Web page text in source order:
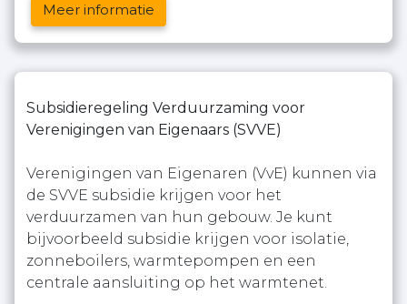
Meer informatie
Subsidieregeling Verduurzaming voor
Verenigingen van Eigenaars (SVVE)
Verenigingen van Eigenaren (VvE) kunnen via
de SVVE subsidie krijgen voor het
verduurzamen van hun gebouw. Je kunt
bijvoorbeeld subsidie krijgen voor isolatie,
zonneboilers, warmtepompen en een
centrale aansluiting op het warmtenet.